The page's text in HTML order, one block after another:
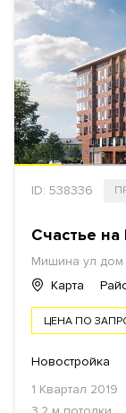
ID: 538336
Счастье
Мишина ул дом
Карта
ЦЕНА ПО
Новостройка
1 Квартал 2019